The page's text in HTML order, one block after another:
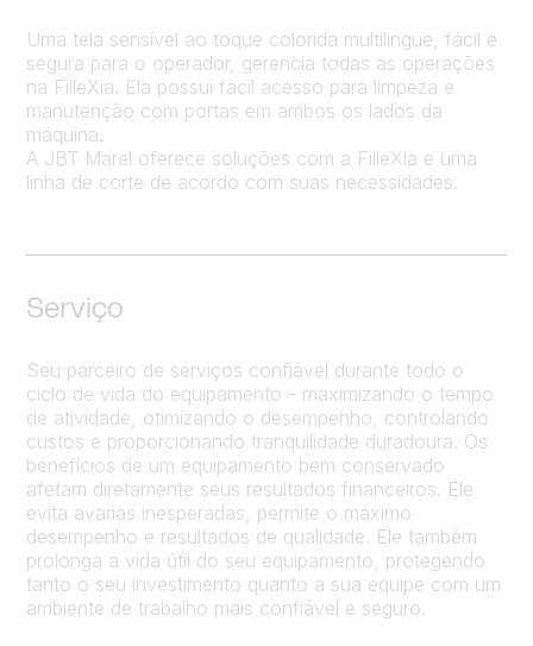
Uma tela sensível ao toque colorida multilingue, fácil e
segura para o operador, gerencia todas as operações
na FilleXia. Ela possui fácil acesso para limpeza e
manutenção com portas em ambos os lados da
máquina.
A JBT Marel oferece soluções com a FilleXia e uma
linha de corte de acordo com suas necessidades.
Serviço
Seu parceiro de serviços confiável durante todo o
ciclo de vida do equipamento - maximizando o tempo
de atividade, otimizando o desempenho, controlando
custos e proporcionando tranquilidade duradoura. Os
benefícios de um equipamento bem conservado
afetam diretamente seus resultados financeiros. Ele
evita avarias inesperadas, permite o máximo
desempenho e resultados de qualidade. Ele também
prolonga a vida útil do seu equipamento, protegendo
tanto o seu investimento quanto a sua equipe com um
ambiente de trabalho mais confiável e seguro.